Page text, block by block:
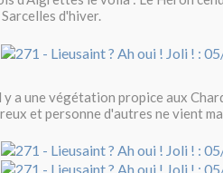
d'hiver.
a une végétation propice aux
et personne d'autres ne vient